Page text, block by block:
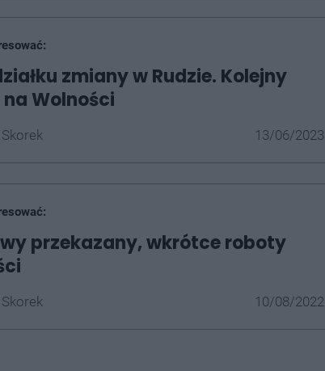
zmiany w Rudzie. Kolejny
Wolności
13/06/2023
przekazany, wkrótce roboty
10/08/2022